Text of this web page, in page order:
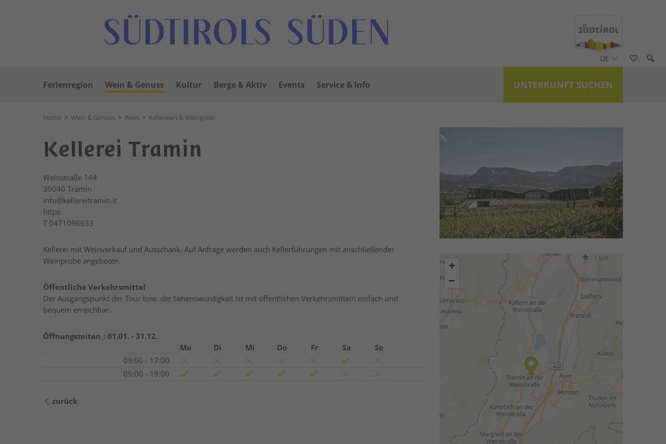
DE
UNTERKUNFT SUCHEN
Ferienregion Wein & Genuss Kultur Berge & Aktiv Events Service & Info
Home > Wein & Genuss > Wein > Kellereien & Weingüter
Kellerei Tramin
Weinstraße 144
39040 Tramin
info@kellereitramin.it
https
T 0471096633
Kellerei mit Weinverkauf und Ausschank. Auf Anfrage werden auch Kellerführungen mit anschließender
Weinprobe angeboten.
Öffentliche Verkehrsmittel
Der Ausgangspunkt der Tour bzw. die Sehenswürdigkeit ist mit öffentlichen Verkehrsmitteln einfach und
bequem erreichbar.
Öffnungszeiten_: 01.01. - 31.12.
Mo
Di Mi Do Fr Sa
So
09:00 - 17:00
09:00 - 19:00
zurück